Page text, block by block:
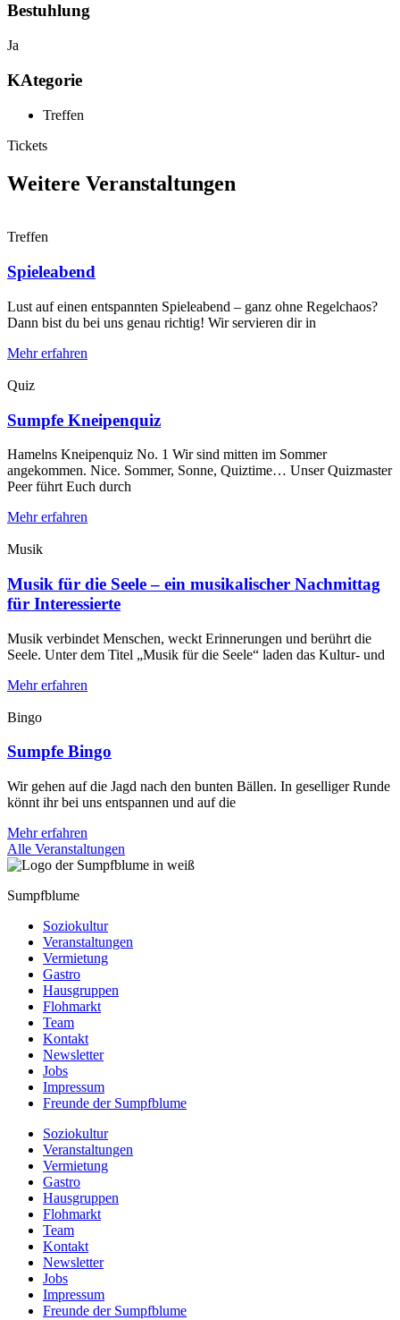
Bestuhlung
Ja
KAtegorie
Treffen
Tickets
Weitere Veranstaltungen
Treffen
Spieleabend
Lust auf einen entspannten Spieleabend – ganz ohne Regelchaos?
Dann bist du bei uns genau richtig! Wir servieren dir in
Mehr erfahren
Quiz
Sumpfe Kneipenquiz
Hamelns Kneipenquiz No. 1 Wir sind mitten im Sommer
angekommen. Nice. Sommer, Sonne, Quiztime… Unser Quizmaster
Peer führt Euch durch
Mehr erfahren
Musik
Musik für die Seele – ein musikalischer Nachmittag
für Interessierte
Musik verbindet Menschen, weckt Erinnerungen und berührt die
Seele. Unter dem Titel „Musik für die Seele“ laden das Kultur- und
Mehr erfahren
Bingo
Sumpfe Bingo
Wir gehen auf die Jagd nach den bunten Bällen. In geselliger Runde
könnt ihr bei uns entspannen und auf die
Mehr erfahren
Alle Veranstaltungen
Sumpfblume
Soziokultur
Veranstaltungen
Vermietung
Gastro
Hausgruppen
Flohmarkt
Team
Kontakt
Newsletter
Jobs
Impressum
Freunde der Sumpfblume
Soziokultur
Veranstaltungen
Vermietung
Gastro
Hausgruppen
Flohmarkt
Team
Kontakt
Newsletter
Jobs
Impressum
Freunde der Sumpfblume